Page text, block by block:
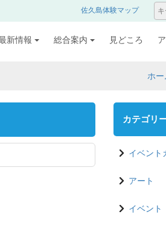
佐久島体験マップ
新情報 総合案内 見どころ
ホー
カテゴリ
イベント
アート
イベント